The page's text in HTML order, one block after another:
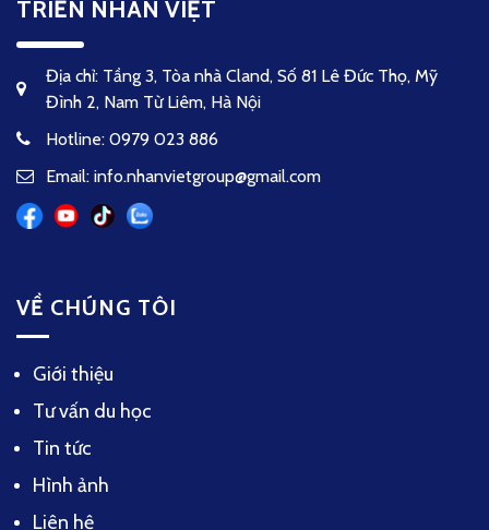
TRIỂN NHÂN VIỆT
Địa chỉ: Tầng 3, Tòa nhà Cland, Số 81 Lê Đức Thọ, Mỹ
Đình 2, Nam Từ Liêm, Hà Nội
Hotline: 0979 023 886
Email: info.nhanvietgroup@gmail.com
VỀ CHÚNG TÔI
Giới thiệu
Tư vấn du học
Tin tức
Hình ảnh
Liên hệ